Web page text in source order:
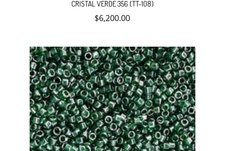
CRISTAL VERDE 356 (TT-108)
$6,200.00